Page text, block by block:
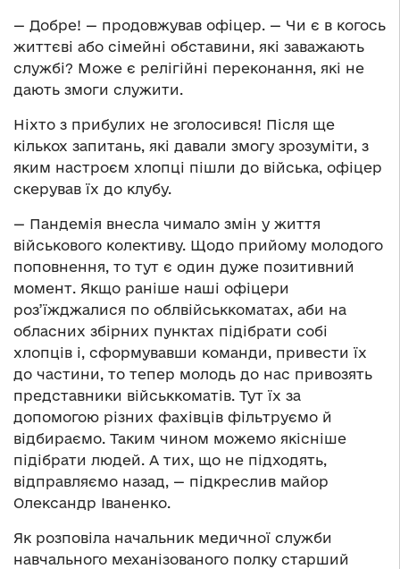
— Добре! — продовжував офіцер. — Чи є в когось
життєві або сімейні обставини, які заважають
службі? Може є релігійні переконання, які не
дають змоги служити.
Ніхто з прибулих не зголосився! Після ще
кількох запитань, які давали змогу зрозуміти, з
яким настроєм хлопці пішли до війська, офіцер
скерував їх до клубу.
— Пандемія внесла чимало змін у життя
військового колективу. Щодо прийому молодого
поповнення, то тут є один дуже позитивний
момент. Якщо раніше наші офіцери
роз’їжджалися по облвійськкоматах, аби на
обласних збірних пунктах підібрати собі
хлопців і, сформувавши команди, привести їх
до частини, то тепер молодь до нас привозять
представники військкоматів. Тут їх за
допомогою різних фахівців фільтруємо й
відбираємо. Таким чином можемо якісніше
підібрати людей. А тих, що не підходять,
відправляємо назад, — підкреслив майор
Олександр Іваненко.
Як розповіла начальник медичної служби
навчального механізованого полку старший